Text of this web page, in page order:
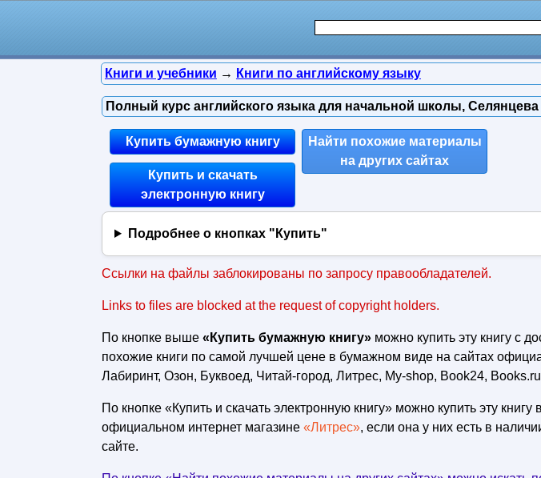
Книги и учебники → Книги по английскому языку
Полный курс английского языка для начальной школы,
Купить бумажную книгу
Купить и скачать
электронную книгу
Найти похожие материалы
на других сайтах
Подробнее о кнопках "Купить"
Ссылки на файлы заблокированы по запросу правообладателей.
Links to files are blocked at the request of copyright holders.
По кнопке выше «Купить бумажную книгу» можно купить эту книгу с
похожие книги по самой лучшей цене в бумажном виде на сайтах
Лабиринт, Озон, Буквоед, Читай-город, Литрес, My-shop, Book24,
По кнопке «Купить и скачать электронную книгу» можно купить эту книгу
официальном интернет магазине «Литрес», если она у них есть в
сайте.